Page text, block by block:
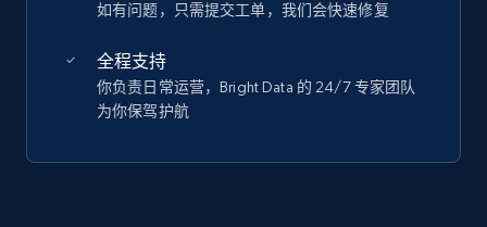
如有问题，只需提交工单，我们会快速修复
全程支持
你负责日常运营，Bright Data 的 24/7 专家团队
为你保驾护航